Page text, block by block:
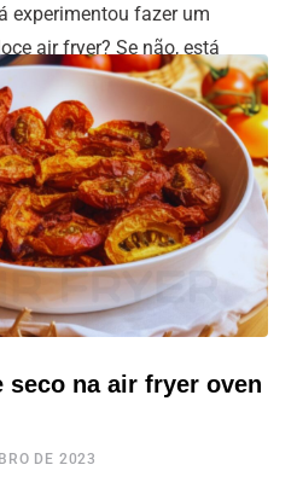
experimentou fazer um
air fryer? Se não, está
que vai te surpreender.
deliciosa ao escondidinho
veganos e
saborear
seco na air fryer oven
DE 2023